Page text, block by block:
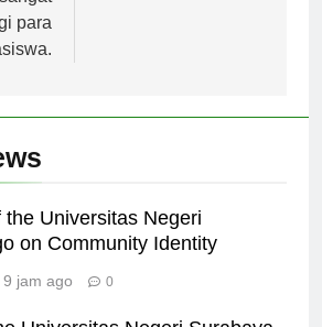
para
the Universitas Negeri